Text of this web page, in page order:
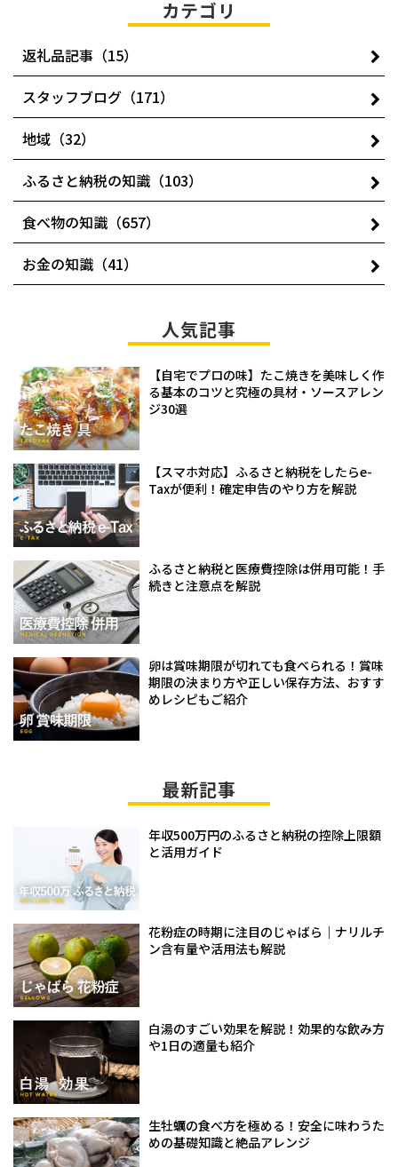
カテゴリ
返礼品記事（15）
スタッフブログ（171）
地域（32）
ふるさと納税の知識（103）
食べ物の知識（657）
お金の知識（41）
人気記事
【自宅でプロの味】たこ焼きを美味しく作
る基本のコツと究極の具材・ソースアレン
ジ30選
【スマホ対応】ふるさと納税をしたらe-
Taxが便利！確定申告のやり方を解説
ふるさと納税と医療費控除は併用可能！手
続きと注意点を解説
卵は賞味期限が切れても食べられる！賞味
期限の決まり方や正しい保存方法、おすす
めレシピもご紹介
最新記事
年収500万円のふるさと納税の控除上限額
と活用ガイド
花粉症の時期に注目のじゃばら｜ナリルチ
ン含有量や活用法も解説
白湯のすごい効果を解説！効果的な飲み方
や1日の適量も紹介
生牡蠣の食べ方を極める！安全に味わうた
めの基礎知識と絶品アレンジ